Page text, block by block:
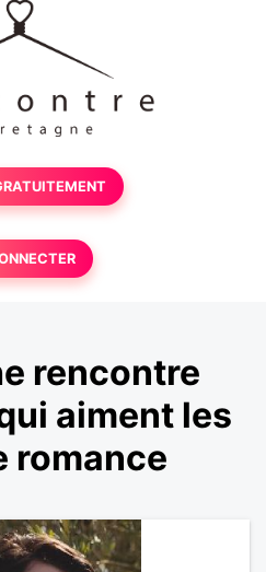
rencontre
aiment les
romance